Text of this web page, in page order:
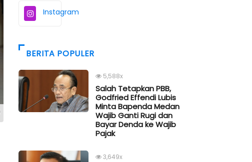
Instagram
BERITA POPULER
5,588x
Salah Tetapkan PBB,
Godfried Effendi Lubis
Minta Bapenda Medan
Wajib Ganti Rugi dan
Bayar Denda ke Wajib
Pajak
3,649x